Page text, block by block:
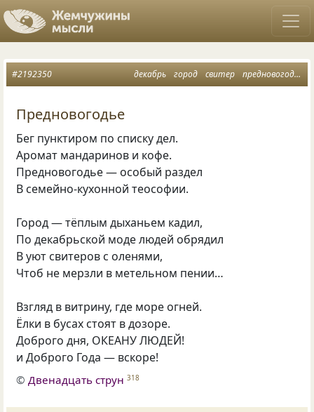
декабрь город свитер предновогодье
#2192350
Предновогодье
Бег пунктиром по списку дел.
Аромат мандаринов и кофе.
Предновогодье — особый раздел
В семейно-кухонной теософии.
Город — тёплым дыханьем кадил,
По декабрьской моде людей обрядил
В уют свитеров с оленями,
Чтоб не мерзли в метельном пении…
Взгляд в витрину, где море огней.
Ёлки в бусах стоят в дозоре.
Доброго дня, ОКЕАНУ ЛЮДЕЙ!
и Доброго Года — вскоре!
©Двенадцать струн 318